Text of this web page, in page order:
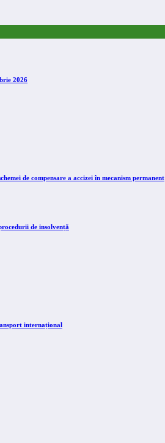
2026
de compensare a accizei în mecanism permanent
de insolvență
internațional